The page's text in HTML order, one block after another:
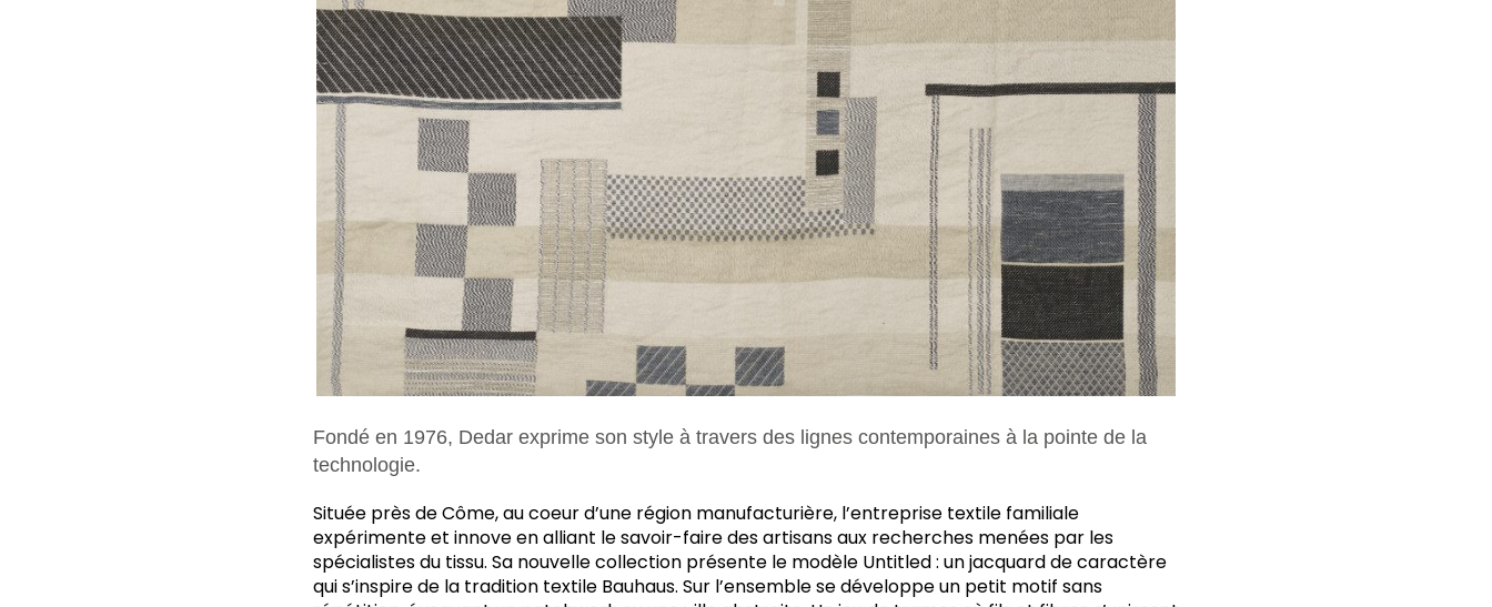
Fondé en 1976, Dedar exprime son style à travers des lignes contemporaines à la pointe de la
technologie.
Située près de Côme, au coeur d’une région manufacturière, l’entreprise textile familiale
expérimente et innove en alliant le savoir-faire des artisans aux recherches menées par les
spécialistes du tissu. Sa nouvelle collection présente le modèle Untitled : un jacquard de caractère
qui s’inspire de la tradition textile Bauhaus. Sur l’ensemble se développe un petit motif sans